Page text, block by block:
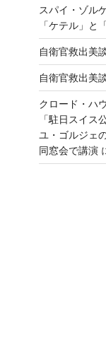
スパイ・ゾル
「ケテル」と
自衛官救出美
自衛官救出美
クロード・ハ
「駐日スイ
ユ・ゴルジェ
同窓会で講演